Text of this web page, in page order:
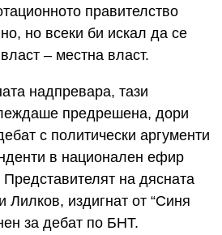
правителство
но всеки би искал да се
– местна власт.
надпревара, тази
предрешена, дори
с политически аргументи
в национален ефир
Представителят на дясната
издигнат от “Синя
за дебат по БНТ.